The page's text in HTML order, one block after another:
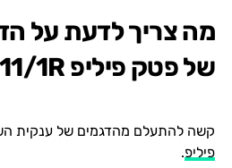
מה צריך לדעת על
של פטק פיליפ Nautilus 5711/1R
קשה להתעלם מהדגמים של ענקית
פיליפ.